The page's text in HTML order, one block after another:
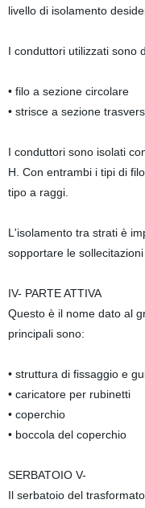
livello di isolamento
I conduttori utilizzati sono
• filo a sezione circolare
• strisce a sezione
I conduttori sono isolati
H. Con entrambi i tipi di
tipo a raggi.
L'isolamento tra strati è
sopportare le
IV- PARTE ATTIVA
Questo è il nome dato al
principali sono:
• struttura di fissaggio e
• caricatore per rubinetti
• coperchio
• boccola del coperchio
SERBATOIO V-
Il serbatoio del